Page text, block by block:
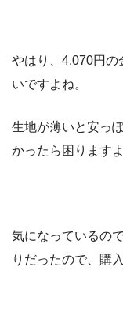
やはり、4,070円の
いですよね。
生地が薄いと安っ
かったら困ります
気になっているの
りだったので、購